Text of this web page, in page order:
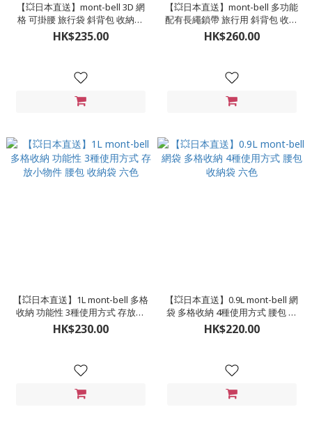
【💥日本直送】mont-bell 3D 網
格 可掛腰 旅行袋 斜背包 收納袋
兩色
HK$235.00
【💥日本直送】mont-bell 多功能
配有長繩鎖帶 旅行用 斜背包 收納
袋 四色
HK$260.00
【💥日本直送】1L mont-bell 多格
收納 功能性 3種使用方式 存放小
物件 腰包 收納袋 六色
HK$230.00
【💥日本直送】0.9L mont-bell 網
袋 多格收納 4種使用方式 腰包 收
納袋 六色
HK$220.00